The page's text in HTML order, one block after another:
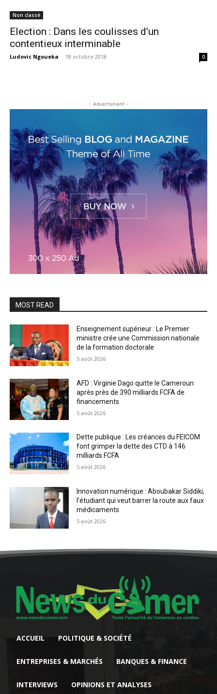
Non classé
Election : Dans les coulisses d’un
contentieux interminable
Ludovic Ngoueka - 18 octobre 2018 0
- Advertisment -
MOST READ
Enseignement supérieur : Le Premier
ministre crée une Commission nationale
de la formation doctorale
5 août 2026
AFD : Virginie Dago quitte le Cameroun
après près de 390 milliards FCFA de
financements
5 août 2026
Dette publique : Les créances du FEICOM
font grimper la dette des CTD à 146
milliards FCFA
5 août 2026
Innovation numérique : Aboubakar Siddiki,
l’étudiant qui veut barrer la route aux faux
médicaments
5 août 2026
ACCUEIL POLITIQUE & SOCIÉTÉ
ENTREPRISES & MARCHÉS BANQUES & FINANCE
INTERVIEWS OPINIONS ET ANALYSES